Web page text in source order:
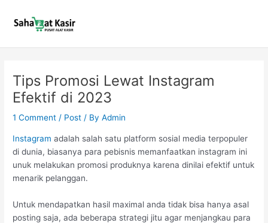
Tips Promosi Lewat Instagram
Efektif di 2023
1 Comment / Post / ByAdmin
Instagramadalah salah satu platform sosial media terpopuler
di dunia, biasanya para pebisnis memanfaatkan instagram ini
unuk melakukan promosi produknya karena dinilai efektif untuk
menarik pelanggan.
Untuk mendapatkan hasil maximal anda tidak bisa hanya asal
posting saja, ada beberapa strategi jitu agar menjangkau para